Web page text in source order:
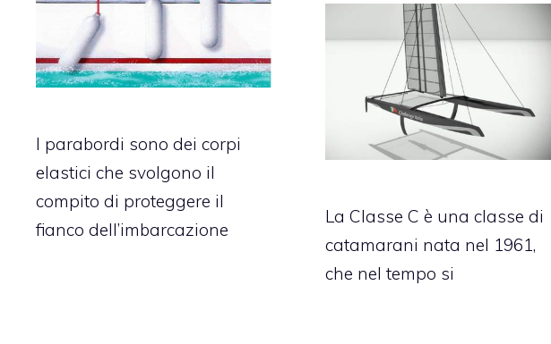
I parabordi sono dei corpi
elastici che svolgono il
compito di proteggere il
fianco dell’imbarcazione
La Classe C è una classe di
catamarani nata nel 1961,
che nel tempo si